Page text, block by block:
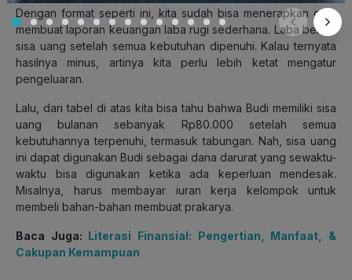
Dengan format seperti ini, kita sudah bisa menerapkan cara
membuat laporan keuangan laba rugi sederhana. Laba berarti
sisa uang setelah semua kebutuhan dipenuhi. Kalau ternyata
hasilnya minus, artinya kita perlu lebih ketat mengatur
pengeluaran.
Lalu, dari tabel di atas kita bisa tahu bahwa Budi memiliki sisa
uang bulanan sebanyak Rp80.000 setelah semua
kebutuhannya terpenuhi, termasuk tabungan. Nah, sisa uang
ini dapat digunakan Budi sebagai dana darurat yang sewaktu-
waktu bisa digunakan ketika ada keperluan mendesak.
Misalnya, harus membayar iuran kerja kelompok untuk
membeli bahan-bahan membuat prakarya.
Baca Juga: Literasi Finansial: Pengertian, Manfaat, &
Cakupan Kemampuan